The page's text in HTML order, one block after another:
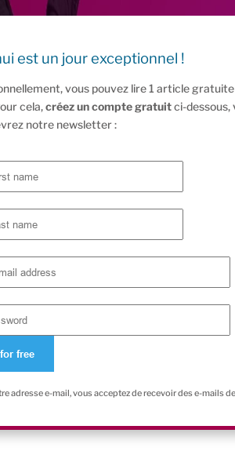
est un jour exceptionnel !
vous pouvez lire 1 article
cela,créez un compte gratuitci-dessous,
notre newsletter :
adresse e-mail, vous acceptez de recevoir des e-mails